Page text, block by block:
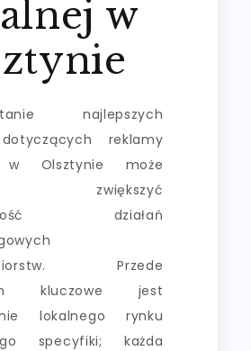
w
najlepszych
reklamy
w Olsztynie może
zwiększyć
działań
Przede
kluczowe jest
lokalnego rynku
specyfiki; każda